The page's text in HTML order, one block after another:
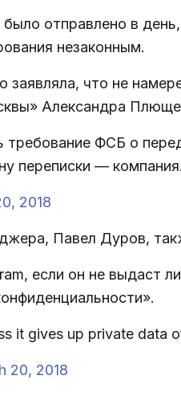
отправлено в день,
незаконным.
заявляла, что не
Александра
требование ФСБ о
переписки — компания.
2018
Павел Дуров,
если он не выдаст
it gives up private
20, 2018